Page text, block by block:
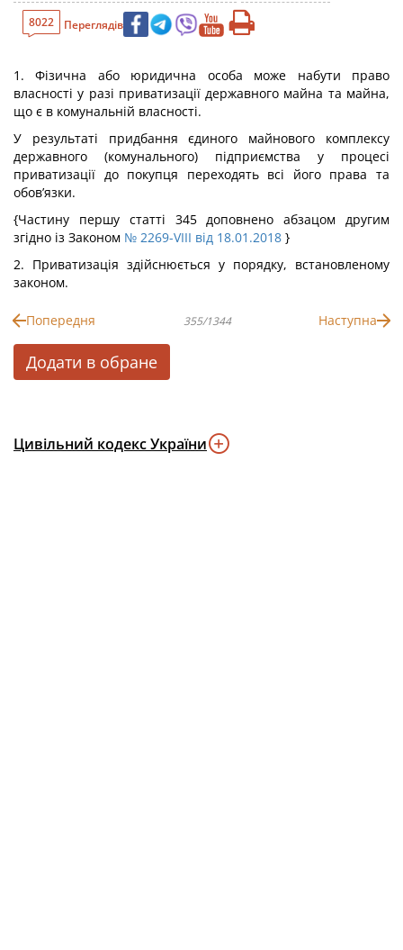
8022 Переглядів
1. Фізична або юридична особа може набути право
власності у разі приватизації державного майна та майна,
що є в комунальній власності.
У результаті придбання єдиного майнового комплексу
державного (комунального) підприємства у процесі
приватизації до покупця переходять всі його права та
обов’язки.
{Частину першу статті 345 доповнено абзацом другим
згідно із Законом № 2269-VIII від 18.01.2018 }
2. Приватизація здійснюється у порядку, встановленому
законом.
Попередня 355/1344 Наступна
Додати в обране
Цивільний кодекс України